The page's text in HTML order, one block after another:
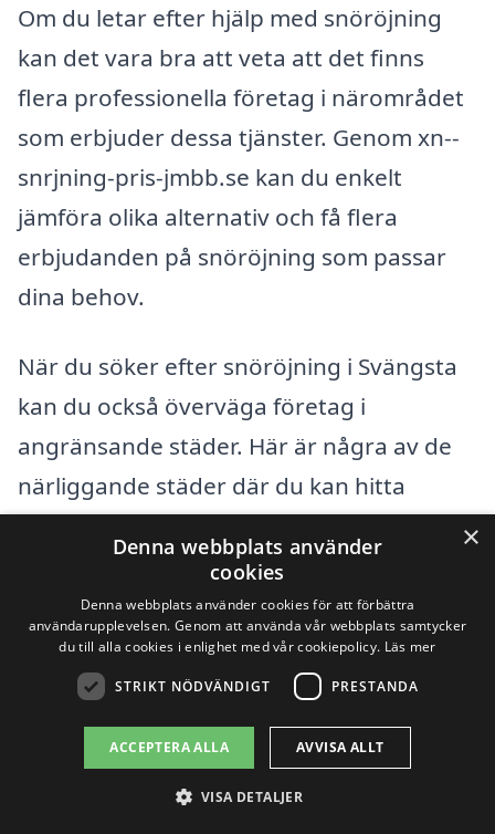
Om du letar efter hjälp med snöröjning
kan det vara bra att veta att det finns
flera professionella företag i närområdet
som erbjuder dessa tjänster. Genom xn--
snrjning-pris-jmbb.se kan du enkelt
jämföra olika alternativ och få flera
erbjudanden på snöröjning som passar
dina behov.
När du söker efter snöröjning i Svängsta
kan du också överväga företag i
angränsande städer. Här är några av de
närliggande städer där du kan hitta
Karlshamn
Rödeby
Asarum
Holmsjö
×
Denna webbplats använder
cookies
Denna webbplats använder cookies för att förbättra
användarupplevelsen. Genom att använda vår webbplats samtycker
du till alla cookies i enlighet med vår cookiepolicy. Läs mer
STRIKT NÖDVÄNDIGT PRESTANDA
ACCEPTERA ALLA AVVISA ALLT
VISA DETALJER